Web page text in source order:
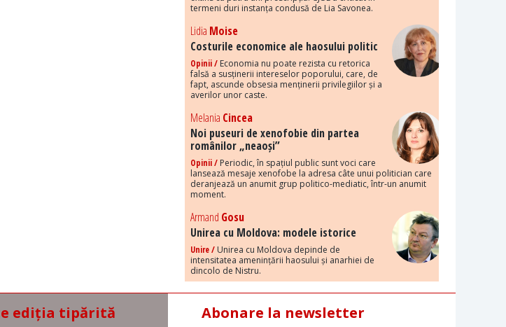
termeni duri instanța condusă de Lia Savonea.
Lidia Moise
Costurile economice ale haosului politic
Opinii / Economia nu poate rezista cu retorica
falsă a susținerii intereselor poporului, care, de
fapt, ascunde obsesia menținerii privilegiilor și a
averilor unor caste.
Melania Cincea
Noi puseuri de xenofobie din partea
românilor „neaoși”
Opinii / Periodic, în spațiul public sunt voci care
lansează mesaje xenofobe la adresa câte unui politician care
deranjează un anumit grup politico-mediatic, într-un anumit
moment.
Armand Gosu
Unirea cu Moldova: modele istorice
Unire / Unirea cu Moldova depinde de
intensitatea amenințării haosului și anarhiei de
dincolo de Nistru.
ediția tipărită Abonare la newsletter